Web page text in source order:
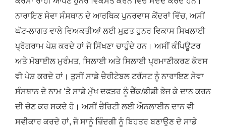
ਨਾਰਾਇਣ ਸੇਵਾ ਸੰਸਥਾਨ ਦੇ ਆਰਥਿਕ ਪੁਨਰਵਾਸ ਕੇਂਦਰਾਂ ਵਿੱਚ, ਅਸੀਂ
ਘੱਟ-ਲਾਗਤ ਵਾਲੇ ਵਿਅਕਤੀਆਂ ਲਈ ਮੁਫ਼ਤ ਹੁਨਰ ਵਿਕਾਸ ਸਿਖਲਾਈ
ਪ੍ਰੋਗਰਾਮ ਪੇਸ਼ ਕਰਦੇ ਹਾਂ ਜੋ ਸਿੱਖਣਾ ਚਾਹੁੰਦੇ ਹਨ। ਅਸੀਂ ਕੰਪਿਊਟਰ
ਅਤੇ ਮੋਬਾਈਲ ਮੁਰੰਮਤ, ਸਿਲਾਈ ਅਤੇ ਸਿਲਾਈ ਪ੍ਰਮਾਣੀਕਰਣ ਕੋਰਸ
ਵੀ ਪੇਸ਼ ਕਰਦੇ ਹਾਂ। ਤੁਸੀਂ ਸਾਡੇ ਚੈਰੀਟੇਬਲ ਟਰੱਸਟ ਨੂੰ ਨਾਰਾਇਣ ਸੇਵਾ
ਸੰਸਥਾਨ ਦੇ ਨਾਮ ‘ਤੇ ਸਾਡੇ ਮੁੱਖ ਦਫਤਰ ਨੂੰ ਚੈੱਕ/ਡੀਡੀ ਭੇਜ ਕੇ ਦਾਨ ਕਰਨ
ਦੀ ਚੋਣ ਕਰ ਸਕਦੇ ਹੋ। ਅਸੀਂ ਚੈਰਿਟੀ ਲਈ ਔਨਲਾਈਨ ਦਾਨ ਵੀ
ਸਵੀਕਾਰ ਕਰਦੇ ਹਾਂ, ਜੋ ਸਾਨੂੰ ਜ਼ਿੰਦਗੀ ਨੂੰ ਬਿਹਤਰ ਬਣਾਉਣ ਦੇ ਸਾਡੇ